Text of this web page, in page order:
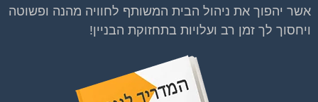
אשר יהפוך את ניהול הבית המשותף לחוויה מהנה ופשוטה
ויחסוך לך זמן רב ועלויות בתחזוקת הבניין!